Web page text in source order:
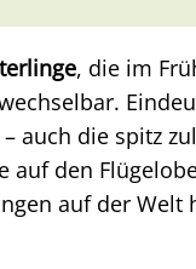
, die im
auch die spitz
auf den
auf der Welt